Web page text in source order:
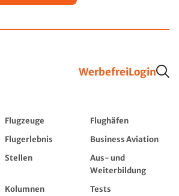
WerbefreiLogin
Flugzeuge
Flughäfen
Flugerlebnis
Business Aviation
Stellen
Aus- und
Weiterbildung
Kolumnen Tests